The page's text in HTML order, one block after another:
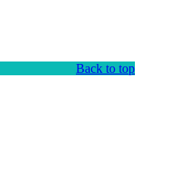
Back to top